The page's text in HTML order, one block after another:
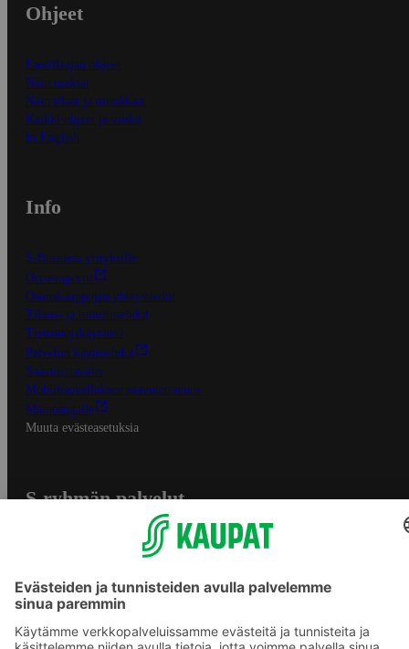
Ohjeet
Ensitilaajan ohjeet
Näin maksat
Näin tilaat ja muokkaat
Kaikki ohjeet ja vinkit
In English
Info
S-Business yrityksille
Oiva-raportit
Osuuskauppojen yhteystiedot
Tilaus- ja toimitusehdot
Tietosuojakäytäntö
Palvelun käyttöehdot
Saavutettavuus
Mobiilisovelluksen saavutettavuus
Mainostajalle
Muuta evästeasetuksia
S-ryhmän palvelut
Yhteishyvä Ruoka -sovellus
S-ostoslista -sovellus
Prisma.fi